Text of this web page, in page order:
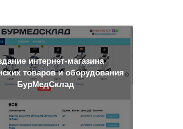
интернет-магазина
товаров и оборудования
БурМедСклад